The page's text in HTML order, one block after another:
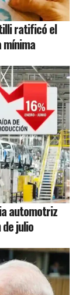
ratificó el
mínima
automotriz
julio